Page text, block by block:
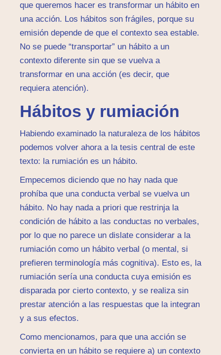
que queremos hacer es transformar un hábito en
una acción. Los hábitos son frágiles, porque su
emisión depende de que el contexto sea estable.
No se puede “transportar” un hábito a un
contexto diferente sin que se vuelva a
transformar en una acción (es decir, que
requiera atención).
Hábitos y rumiación
Habiendo examinado la naturaleza de los hábitos
podemos volver ahora a la tesis central de este
texto: la rumiación es un hábito.
Empecemos diciendo que no hay nada que
prohíba que una conducta verbal se vuelva un
hábito. No hay nada a priori que restrinja la
condición de hábito a las conductas no verbales,
por lo que no parece un dislate considerar a la
rumiación como un hábito verbal (o mental, si
prefieren terminología más cognitiva). Esto es, la
rumiación sería una conducta cuya emisión es
disparada por cierto contexto, y se realiza sin
prestar atención a las respuestas que la integran
y a sus efectos.
Como mencionamos, para que una acción se
convierta en un hábito se requiere a) un contexto